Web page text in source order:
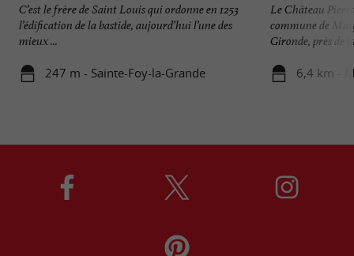
C’est le frère de Saint Louis qui ordonne en 1253
l’édification de la bastide, aujourd’hui l’une des
mieux ...
247 m - Sainte-Foy-la-Grande
Le Château
commune de
Gironde, près de
6,4 km -